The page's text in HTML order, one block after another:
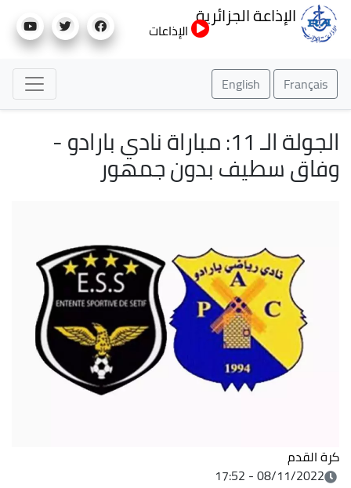
إلى
الإذاعة الجزائرية
الإذاعات
Français
English
الجولة الـ 11: مباراة نادي بارادو -
وفاق سطيف بدون جمهور
كرة القدم
08/11/2022 - 17:52